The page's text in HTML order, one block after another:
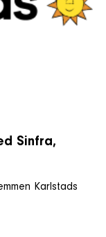
Sinfra,
Karlstads